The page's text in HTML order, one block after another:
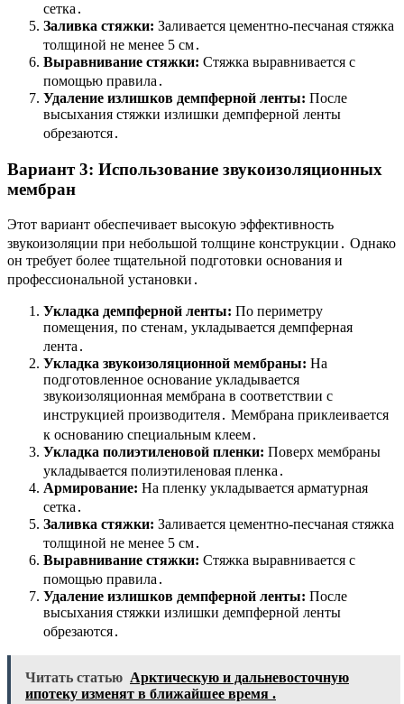
сетка․
Заливка стяжки: Заливается цементно-песчаная стяжка
толщиной не менее 5 см․
Выравнивание стяжки: Стяжка выравнивается с
помощью правила․
Удаление излишков демпферной ленты: После
высыхания стяжки излишки демпферной ленты
обрезаются․
Вариант 3: Использование звукоизоляционных
мембран
Этот вариант обеспечивает высокую эффективность
звукоизоляции при небольшой толщине конструкции․ Однако
он требует более тщательной подготовки основания и
профессиональной установки․
Укладка демпферной ленты: По периметру
помещения‚ по стенам‚ укладывается демпферная
лента․
Укладка звукоизоляционной мембраны: На
подготовленное основание укладывается
звукоизоляционная мембрана в соответствии с
инструкцией производителя․ Мембрана приклеивается
к основанию специальным клеем․
Укладка полиэтиленовой пленки: Поверх мембраны
укладывается полиэтиленовая пленка․
Армирование: На пленку укладывается арматурная
сетка․
Заливка стяжки: Заливается цементно-песчаная стяжка
толщиной не менее 5 см․
Выравнивание стяжки: Стяжка выравнивается с
помощью правила․
Удаление излишков демпферной ленты: После
высыхания стяжки излишки демпферной ленты
обрезаются․
Читать статью Арктическую и дальневосточную
ипотеку изменят в ближайшее время .